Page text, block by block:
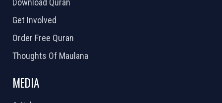
Download Quran
Get Involved
Order Free Quran
Thoughts Of Maulana
MEDIA